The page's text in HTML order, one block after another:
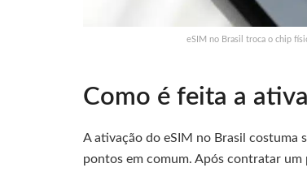
eSIM no Brasil troca o chip
Como é feita a
A ativação do eSIM no Brasil costuma
pontos em comum. Após contratar